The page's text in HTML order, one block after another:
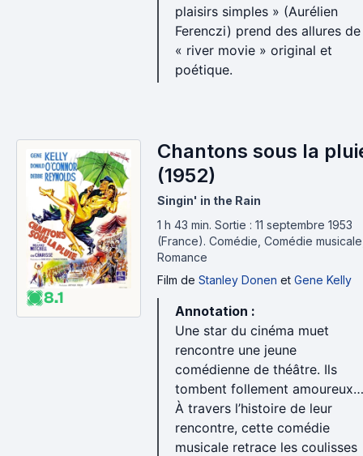
plaisirs simples » (Aurélien
Ferenczi) prend des allures de
« river movie » original et
poétique.
8.1
Chantons sous la
(1952)
Singin' in the Rain
1 h 43 min. Sortie : 11 septembre 1953
(France). Comédie, Comédie
Romance
Film de Stanley Donen et Gene Kelly
Annotation :
Une star du cinéma muet
rencontre une jeune
comédienne de théâtre. Ils
tombent follement amoureux…
À travers l’histoire de leur
rencontre, cette comédie
musicale retrace les coulisses